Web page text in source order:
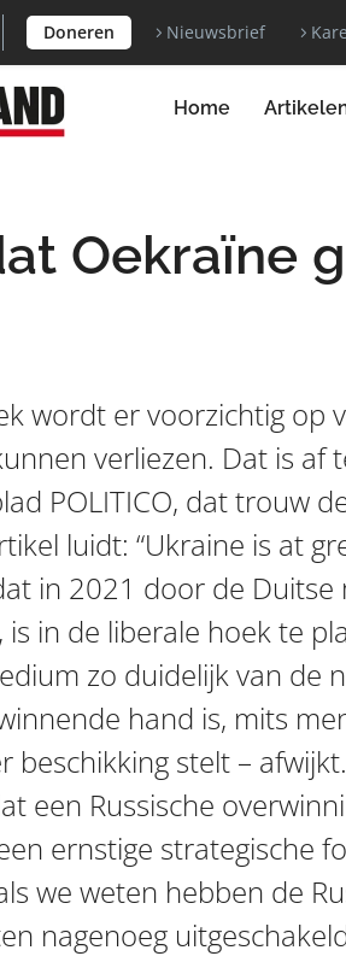
Doneren Nieuwsbrief
Home
Oekraïne
wordt er voorzichtig op
verliezen. Dat is af
POLITICO, dat trouw
luidt: “Ukraine is at
in 2021 door de
in de liberale hoek te
zo duidelijk van de
hand is, mits
beschikking stelt –
een Russische
ernstige strategische
we weten hebben de
nagenoeg